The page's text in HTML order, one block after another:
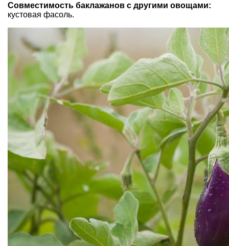
Совместимость баклажанов с другими овощами:
кустовая фасоль.